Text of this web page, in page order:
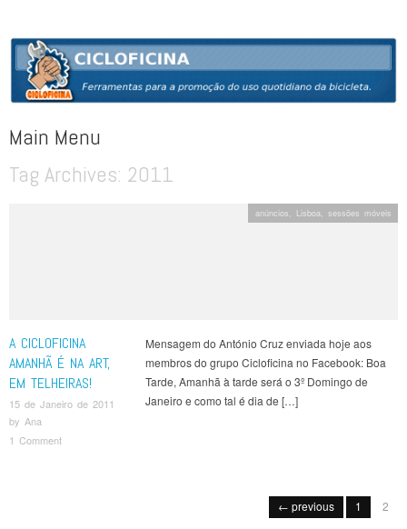
CICLOFICINA
Ferramentas para a promoção do uso quotidiano da bicicleta
Main Menu
Skip to content
Tag Archives: 2011
A CICLOFICINA
AMANHÃ É NA ART,
EM TELHEIRAS!
15 de Janeiro de 2011
by Ana
1 Comment
Mensagem do António Cruz enviada hoje aos
membros do grupo Cicloficina no Facebook: Boa
Tarde, Amanhã à tarde será o 3º Domingo de
Janeiro e como tal é dia de […]
anúncios, Lisboa, sessões móveis
← previous 1 2